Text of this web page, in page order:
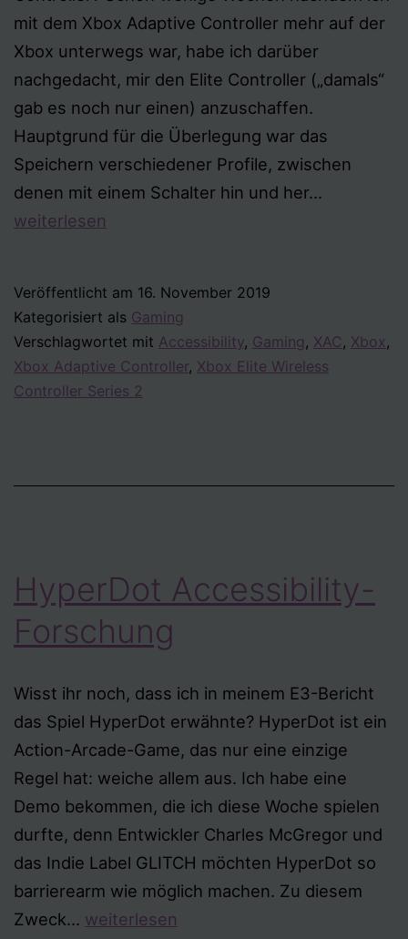
mit dem Xbox Adaptive Controller mehr auf der
Xbox unterwegs war, habe ich darüber
nachgedacht, mir den Elite Controller („damals“
gab es noch nur einen) anzuschaffen.
Hauptgrund für die Überlegung war das
Speichern verschiedener Profile, zwischen
denen mit einem Schalter hin und her…
2
weiterlesen
Veröffentlicht am 16. November 2019
Kategorisiert als Gaming
Verschlagwortet mit Accessibility, Gaming, XAC, Xbox,
Xbox Adaptive Controller, Xbox Elite Wireless
Controller Series 2
HyperDot Accessibility-
Forschung
Wisst ihr noch, dass ich in meinem E3-Bericht
das Spiel HyperDot erwähnte? HyperDot ist ein
Action-Arcade-Game, das nur eine einzige
Regel hat: weiche allem aus. Ich habe eine
Demo bekommen, die ich diese Woche spielen
durfte, denn Entwickler Charles McGregor und
das Indie Label GLITCH möchten HyperDot so
barrierearm wie möglich machen. Zu diesem
Zweck… HyperDot
weiterlesen